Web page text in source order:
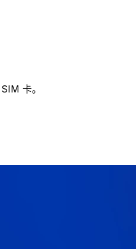
卡。